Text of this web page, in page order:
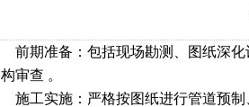
前期准备‌：包括现场勘测、图纸深
构审查 。‌‌
施工实施‌：严格按图纸进行管道预